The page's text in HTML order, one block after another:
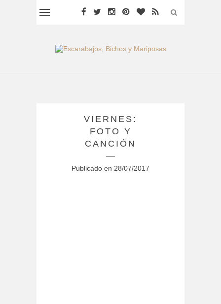
VIERNES:
FOTO Y
CANCIÓN
Publicado en 28/07/2017